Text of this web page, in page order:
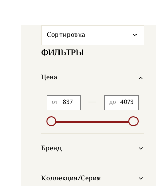
ФИЛЬТРЫ
Цена
от до
Бренд
Коллекция/Серия